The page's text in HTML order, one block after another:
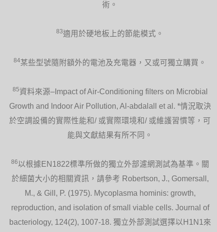
術。
83適用於硬地板上的節能模式。
84某些型號隨附額外的電池及充電器，又或可獨立購買。
85資料來源–Impact of Air-Conditioning filters on Microbial
Growth and Indoor Air Pollution, Al-abdalall et al. *情況取決
於空調設備的實際性能和/ 或實際環境和/ 或維護習慣等，可
能與文獻結果有所不同。
86以根據EN1822標準所做的獨立外部濾網測試為基準。關
於細菌大小的相關資訊，請參考 Robertson, J., Gomersall,
M., & Gill, P. (1975). Mycoplasma hominis: growth,
reproduction, and isolation of small viable cells. Journal of
bacteriology, 124(2), 1007-18. 獨立外部測試選擇以H1N1來